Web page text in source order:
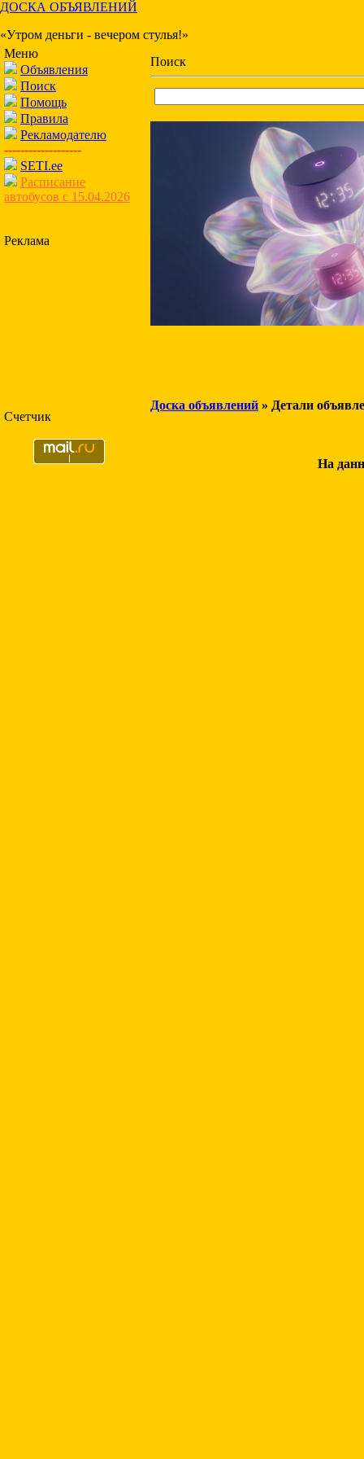
ДОСКА ОБЪЯВЛЕНИЙ
«Утром деньги - вечером стулья!»
Меню
Объявления
Поиск
Помощь
Правила
Рекламодателю
-------------------
SETI.ee
Расписание
автобусов с 15.04.2026
Реклама
Счетчик
Поиск
Доска объявлений » Детали
На